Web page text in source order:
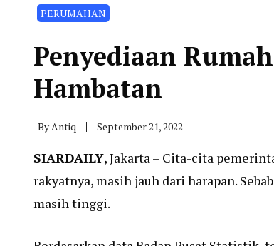
PERUMAHAN
Penyediaan
Hambatan
ByAntiq September 21, 2022
SIARDAILY, Jakarta – Cita-cita
rakyatnya, masih jauh dari harapan.
masih tinggi.